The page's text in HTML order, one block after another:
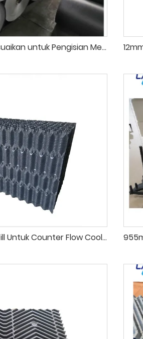
Film PVC Kaku yang Disesuaikan untuk Pengisian Menara Pendingin
Cooling Tower PVC Film Fill Untuk Counter Flow Cooling Towers